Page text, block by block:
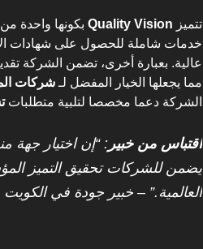
تتميز Quality Vision بكونها واحدة من
خدمات شاملة للحصول على شهادات
عالية. بعبارة أخرى، تضمن الشركة
مما يجعلها الخيار المفضل لـ شركات
الشركة دعما مخصصا لتلبية متطلبات
اقتباس من خبير
يضمن للشركات تحقيق التميز
العالمية.” – خبير جودة في الكويت